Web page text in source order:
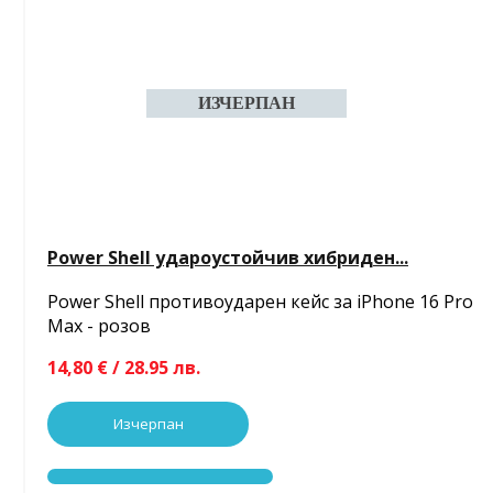
Power Shell удароустойчив хибриден...
Power Shell противоударен кейс за iPhone 16 Pro
Max - розов
14,80 € / 28.95 лв.
Изчерпан